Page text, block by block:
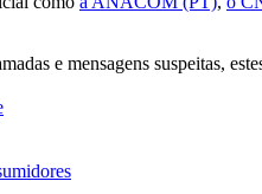
e mensagens suspeitas,